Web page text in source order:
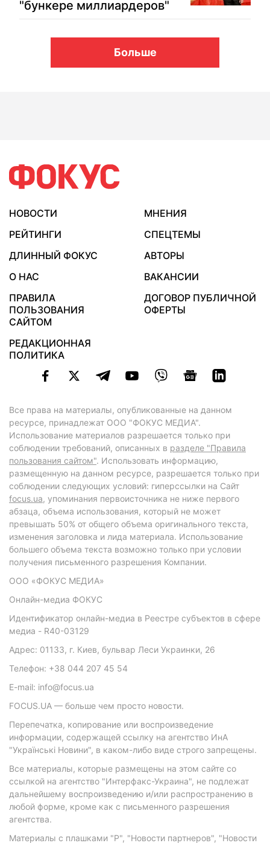
"бункере миллиардеров"
Больше
НОВОСТИ
МНЕНИЯ
РЕЙТИНГИ
СПЕЦТЕМЫ
ДЛИННЫЙ ФОКУС
АВТОРЫ
О НАС
ВАКАНСИИ
ПРАВИЛА
ПОЛЬЗОВАНИЯ
САЙТОМ
ДОГОВОР ПУБЛИЧНОЙ
ОФЕРТЫ
РЕДАКЦИОННАЯ
ПОЛИТИКА
Все права на материалы, опубликованные на данном
ресурсе, принадлежат ООО "ФОКУС МЕДИА".
Использование материалов разрешается только при
соблюдении требований, описанных в разделе "Правила
пользования сайтом". Использовать информацию,
размещенную на данном ресурсе, разрешается только при
соблюдении следующих условий: гиперссылки на Сайт
focus.ua, упоминания первоисточника не ниже первого
абзаца, объема использования, который не может
превышать 50% от общего объема оригинального текста,
изменения заголовка и лида материала. Использование
большего объема текста возможно только при условии
получения письменного разрешения Компании.
ООО «ФОКУС МЕДИА»
Онлайн-медиа ФОКУС
Идентификатор онлайн-медиа в Реестре субъектов в сфере
медиа - R40-03129
Адрес: 01133, г. Киев, бульвар Леси Украинки, 26
Телефон: +38 044 207 45 54
E-mail: info@focus.ua
FOCUS.UA — больше чем просто новости.
Перепечатка, копирование или воспроизведение
информации, содержащей ссылку на агентство ИнА
"Українські Новини", в каком-либо виде строго запрещены.
Все материалы, которые размещены на этом сайте со
ссылкой на агентство "Интерфакс-Украина", не подлежат
дальнейшему воспроизведению и/или распространению в
любой форме, кроме как с письменного разрешения
агентства.
Материалы с плашками "Р", "Новости партнеров", "Новости